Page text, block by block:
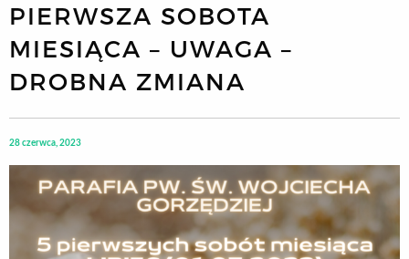
PIERWSZA SOBOTA
MIESIĄCA – UWAGA –
DROBNA ZMIANA
28 czerwca, 2023